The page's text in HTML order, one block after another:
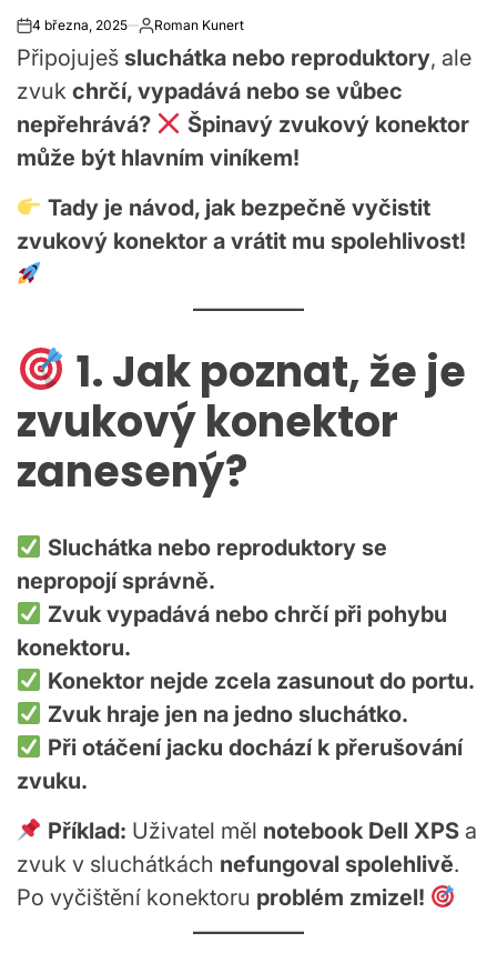
on4 března, 2025 Roman Kunert
Připojuješ sluchátka nebo reproduktory, ale
zvuk chrčí, vypadává nebo se vůbec
nepřehrává?
Špinavý zvukový konektor
může být hlavním viníkem!
Tady je návod, jak bezpečně vyčistit
zvukový konektor a vrátit mu spolehlivost!
1. Jak poznat, že je
zvukový konektor
zanesený?
Sluchátka nebo reproduktory se
nepropojí správně.
Zvuk vypadává nebo chrčí při pohybu
konektoru.
Konektor nejde zcela zasunout do portu.
Zvuk hraje jen na jedno sluchátko.
Při otáčení jacku dochází k přerušování
zvuku.
Příklad: Uživatel měl notebook Dell XPSa
zvuk v sluchátkách nefungoval spolehlivě.
Po vyčištění konektoru problém zmizel!